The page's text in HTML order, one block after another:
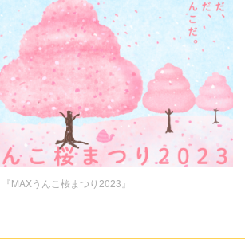
『MAXうんこ桜まつり2023』